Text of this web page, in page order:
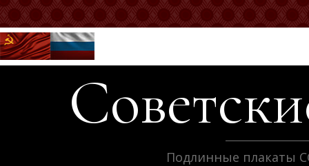
Подлинные плакаты